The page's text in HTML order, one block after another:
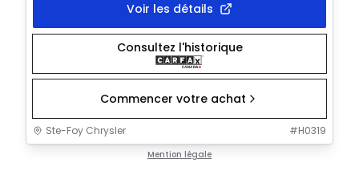
Voir les détails
Consultez l'historique
Commencer votre achat
Ste-Foy Chrysler #H0319
Mention légale